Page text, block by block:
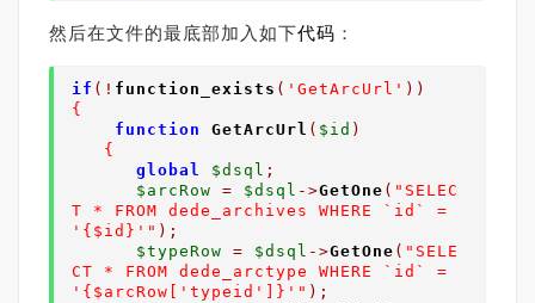
然后在文件的最底部加入如下代码 ：
if (! function_exists ( 'GetArcUrl' ))
{
function
GetArcUrl ( $ id )
{
global
$dsql ;
$arcRow
= $dsql ->GetOne ( "SELEC
T * FROM dede_archives WHERE `id` =
'{$id}'" );
$typeRow
= $dsql ->GetOne ( "SELE
CT * FROM dede_arctype WHERE `id` =
'{$arcRow['typeid']}'" );